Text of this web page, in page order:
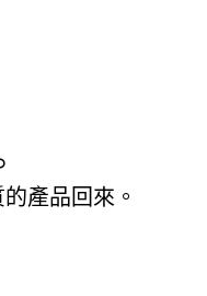
產品回來。